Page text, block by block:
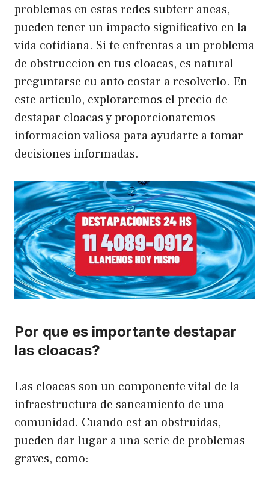
problemas en estas redes subterr aneas,
pueden tener un impacto significativo en la
vida cotidiana. Si te enfrentas a un problema
de obstruccion en tus cloacas, es natural
preguntarse cu anto costar a resolverlo. En
este articulo, exploraremos el precio de
destapar cloacas y proporcionaremos
informacion valiosa para ayudarte a tomar
decisiones informadas.
Por que es importante destapar
las cloacas?
Las cloacas son un componente vital de la
infraestructura de saneamiento de una
comunidad. Cuando est an obstruidas,
pueden dar lugar a una serie de problemas
graves, como: